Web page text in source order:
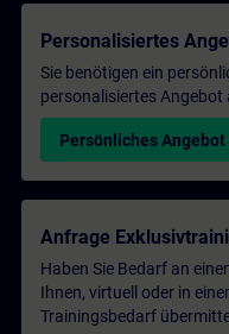
Personalisiertes
Sie benötigen ein
personalisiertes Angebot
Persönliches Angebot
Anfrage
Haben Sie Bedarf an
Ihnen, virtuell oder in
Trainingsbedarf